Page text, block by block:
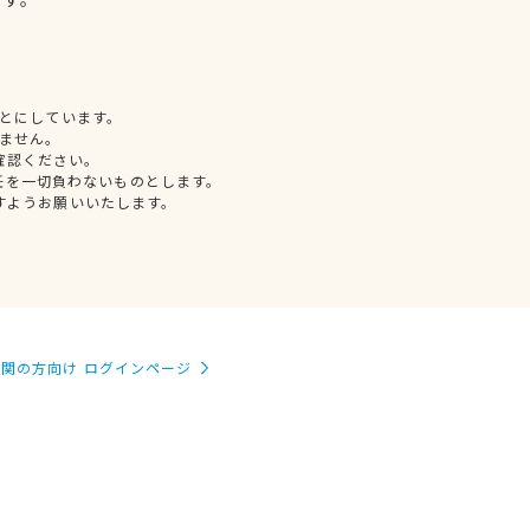
しています。
せん。
ください。
一切負わないものとします。
うお願いいたします。
の方向け ログインページ